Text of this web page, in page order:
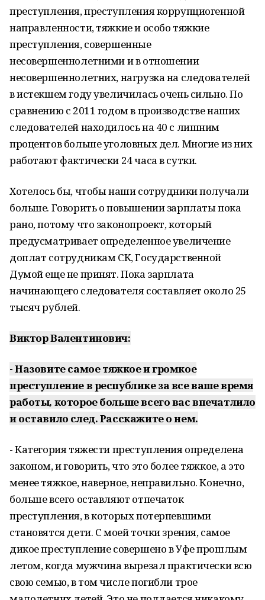
преступления, преступления коррупциогенной
направленности, тяжкие и особо тяжкие
преступления, совершенные
несовершеннолетними и в отношении
несовершеннолетних, нагрузка на следователей
в истекшем году увеличилась очень сильно. По
сравнению с 2011 годом в производстве наших
следователей находилось на 40 с лишним
процентов больше уголовных дел. Многие из них
работают фактически 24 часа в сутки.
Хотелось бы, чтобы наши сотрудники получали
больше. Говорить о повышении зарплаты пока
рано, потому что законопроект, который
предусматривает определенное увеличение
доплат сотрудникам СК, Государственной
Думой еще не принят. Пока зарплата
начинающего следователя составляет около 25
тысяч рублей.
Виктор Валентинович:
- Назовите самое тяжкое и громкое
преступление в республике за все ваше время
работы, которое больше всего вас впечатлило
и оставило след. Расскажите о нем.
- Категория тяжести преступления определена
законом, и говорить, что это более тяжкое, а это
менее тяжкое, наверное, неправильно. Конечно,
больше всего оставляют отпечаток
преступления, в которых потерпевшими
становятся дети. С моей точки зрения, самое
дикое преступление совершено в Уфе прошлым
летом, когда мужчина вырезал практически всю
свою семью, в том числе погибли трое